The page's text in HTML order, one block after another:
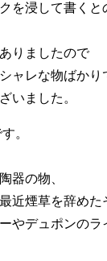
を浸して書く
りましたので
ャレな物ばかり
いました。
。
器の物、
近煙草を辞め
デュポンのラ